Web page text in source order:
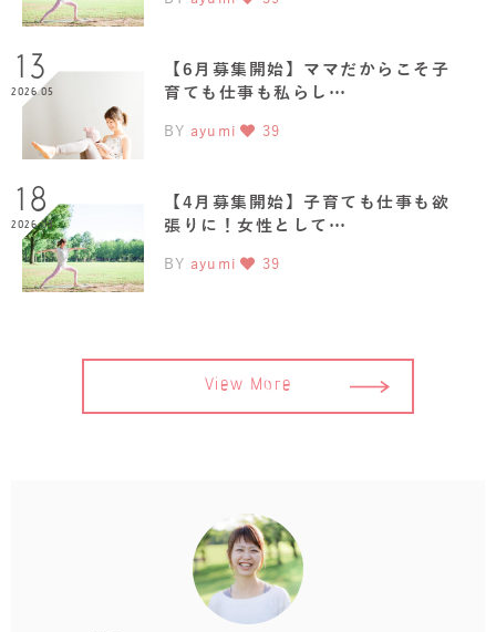
13
2026.05
【6月募集開始】ママだからこそ子
育ても仕事も私らし…
BY ayumi 39
18
2026.03
【4月募集開始】子育ても仕事も欲
張りに！女性として…
BY ayumi 39
View More